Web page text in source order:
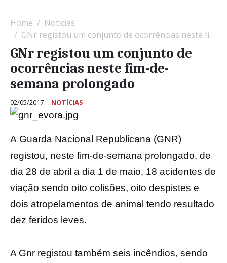
Home
Notícias
GNr registou um conjunto de ocorrências neste fim-de-semana prolongado
GNr registou um conjunto de
ocorrências neste fim-de-
semana prolongado
02/05/2017 NOTÍCIAS
A Guarda Nacional Republicana (GNR)
registou, neste fim-de-semana prolongado, de
dia 28 de abril a dia 1 de maio, 18 acidentes de
viação sendo oito colisões, oito despistes e
dois atropelamentos de animal tendo resultado
dez feridos leves.
A Gnr registou também seis incêndios, sendo